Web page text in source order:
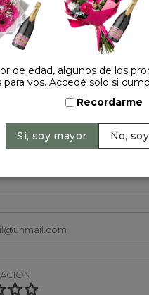
Dejá tu opinión
de edad, algunos de los
para vos. Accedé solo si
Recordarme